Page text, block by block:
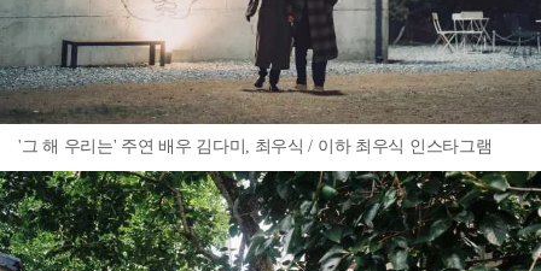
'그 해 우리는' 주연 배우 김다미, 최우식 / 이하 최우식 인스타그램